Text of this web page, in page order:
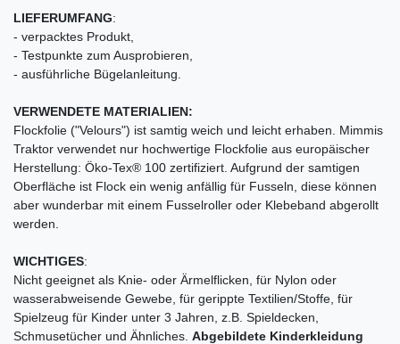
LIEFERUMFANG:
- verpacktes Produkt,
- Testpunkte zum Ausprobieren,
- ausführliche Bügelanleitung.
VERWENDETE MATERIALIEN:
Flockfolie ("Velours") ist samtig weich und leicht erhaben. Mimmis
Traktor verwendet nur hochwertige Flockfolie aus europäischer
Herstellung: Öko-Tex® 100 zertifiziert. Aufgrund der samtigen
Oberfläche ist Flock ein wenig anfällig für Fusseln, diese können
aber wunderbar mit einem Fusselroller oder Klebeband abgerollt
werden.
WICHTIGES:
Nicht geeignet als Knie- oder Ärmelflicken, für Nylon oder
wasserabweisende Gewebe, für gerippte Textilien/Stoffe, für
Spielzeug für Kinder unter 3 Jahren, z.B. Spieldecken,
Schmusetücher und Ähnliches. Abgebildete Kinderkleidung